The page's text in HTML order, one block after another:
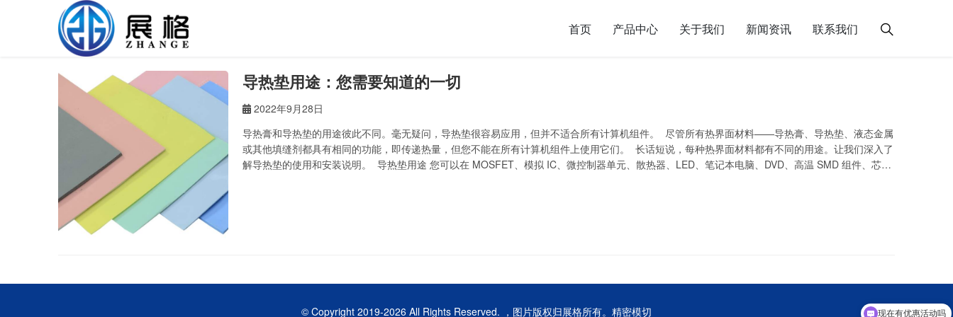
首页 产品中心 关于我们 新闻资讯 联系我们
导热垫用途：您需要知道的一切
2022年9月28日
导热膏和导热垫的用途彼此不同。毫无疑问，导热垫很容易应用，但并不适合所有计算机组件。 尽管所有热界面材料——导热膏、导热垫、液态金属
或其他填缝剂都具有相同的功能，即传递热量，但您不能在所有计算机组件上使用它们。 长话短说，每种热界面材料都有不同的用途。让我们深入了
解导热垫的使用和安装说明。 导热垫用途 您可以在 MOSFET、模拟 IC、微控制器单元、散热器、LED、笔记本电脑、DVD、高温 SMD 组件、芯片
© Copyright 2019-2026 All Rights Reserved. ，图片版权归展格所有。 精密模切
现在有优惠活动吗